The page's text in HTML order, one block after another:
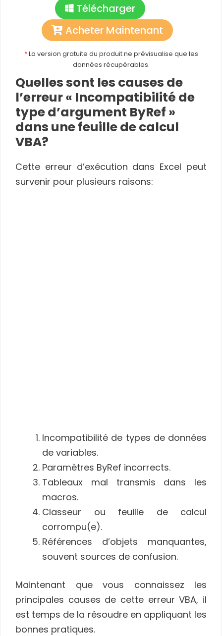
Télécharger
Acheter Maintenant
*La version gratuite du produit ne prévisualise que les
données récupérables.
Quelles sont les causes de
l’erreur « Incompatibilité de
type d’argument ByRef »
dans une feuille de calcul
VBA?
Cette erreur d’exécution dans Excel peut
survenir pour plusieurs raisons:
Incompatibilité de types de données
de variables.
Paramètres ByRef incorrects.
Tableaux mal transmis dans les
macros.
Classeur ou feuille de calcul
corrompu(e).
Références d’objets manquantes,
souvent sources de confusion.
Maintenant que vous connaissez les
principales causes de cette erreur VBA, il
est temps de la résoudre en appliquant les
bonnes pratiques.